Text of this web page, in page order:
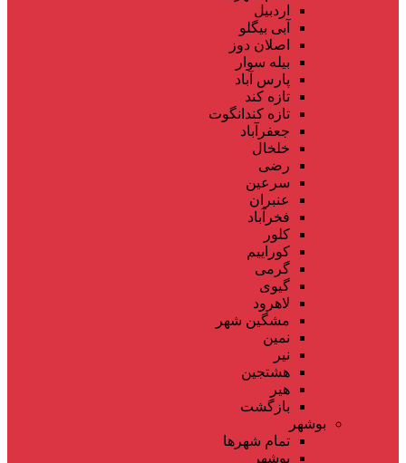
اردبیل
آبی بیگلو
اصلان دوز
بیله سوار
پارس آباد
تازه کند
تازه کندانگوت
جعفرآباد
خلخال
رضی
سرعین
عنبران
فخرآباد
کلور
کوراییم
گرمی
گیوی
لاهرود
مشگین شهر
نمین
نیر
هشتجین
هیر
بازگشت
بوشهر
تمام شهر‌ها
بوشهر